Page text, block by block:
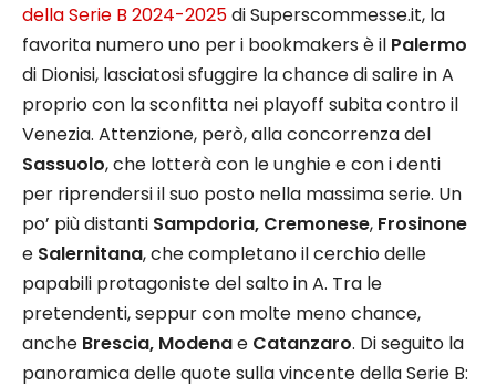
della Serie B 2024-2025di Superscommesse.it, la
favorita numero uno per i bookmakers è il Palermo
di Dionisi, lasciatosi sfuggire la chance di salire in A
proprio con la sconfitta nei playoff subita contro il
Venezia. Attenzione, però, alla concorrenza del
Sassuolo, che lotterà con le unghie e con i denti
per riprendersi il suo posto nella massima serie. Un
po’ più distanti Sampdoria, Cremonese, Frosinone
e Salernitana, che completano il cerchio delle
papabili protagoniste del salto in A. Tra le
pretendenti, seppur con molte meno chance,
anche Brescia, Modenae Catanzaro. Di seguito la
panoramica delle quote sulla vincente della Serie B: